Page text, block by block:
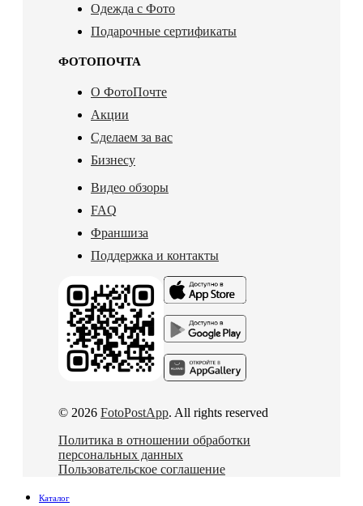
Одежда с Фото
Подарочные сертификаты
ФОТОПОЧТА
О ФотоПочте
Акции
Сделаем за вас
Бизнесу
Видео обзоры
FAQ
Франшиза
Поддержка и контакты
© 2026 FotoPostApp. All rights reserved
Политика в отношении обработки
персональных данных
Пользовательское соглашение
Каталог